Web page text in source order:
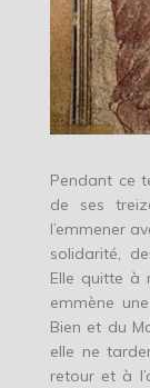
Pendant ce
de ses
l’emmener
solidarité,
Elle quitte à
emmène
Bien et du
elle ne
retour et à